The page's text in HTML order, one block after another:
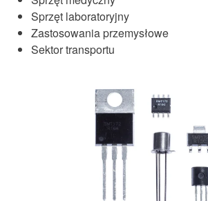
Sprzęt laboratoryjny
Zastosowania przemysłowe
Sektor transportu